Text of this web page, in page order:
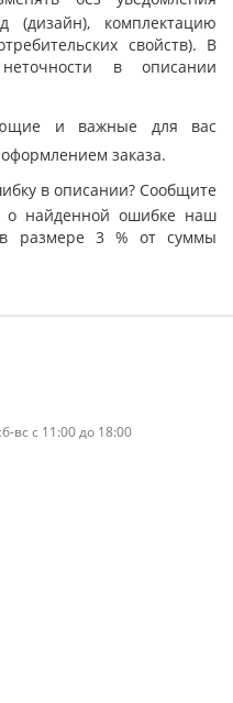
(дизайн), комплектацию
свойств). В
в описании
и важные для вас
заказа.
в описании? Сообщите
найденной ошибке наш
в размере 3 % от суммы
вс с 11:00 до 18:00